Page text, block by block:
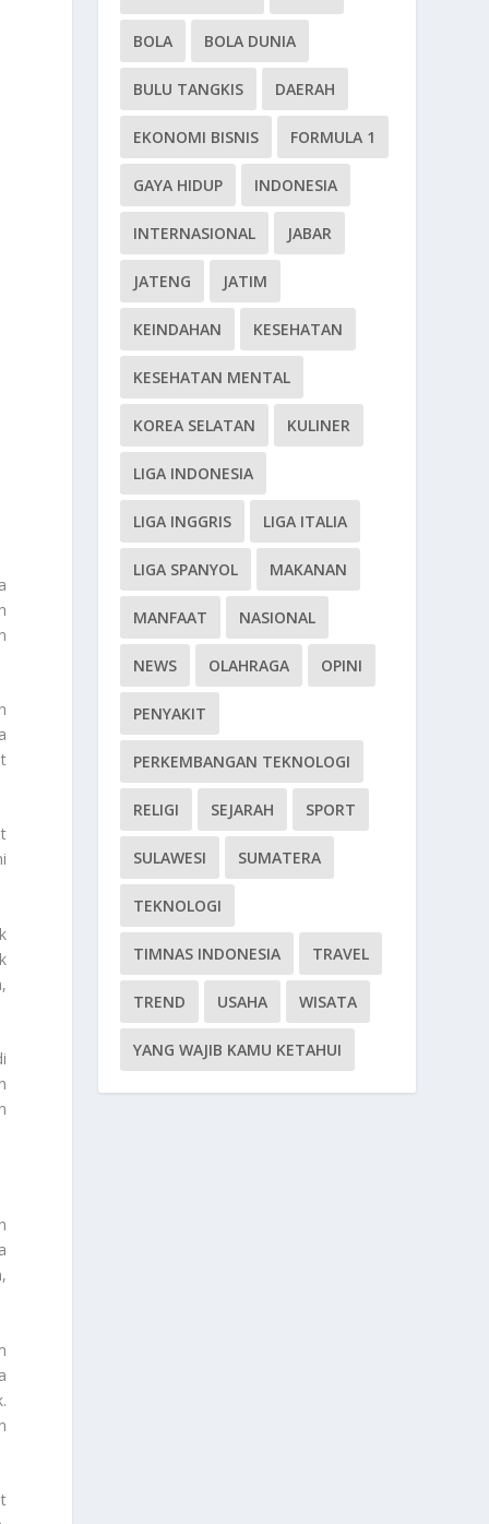
BOLA BOLA DUNIA
BULU TANGKIS DAERAH
EKONOMI BISNIS FORMULA 1
GAYA HIDUP INDONESIA
INTERNASIONAL JABAR
JATENG JATIM
KEINDAHAN KESEHATAN
KESEHATAN MENTAL
KOREA SELATAN KULINER
LIGA INDONESIA
LIGA INGGRIS LIGA ITALIA
LIGA SPANYOL MAKANAN
MANFAAT NASIONAL
NEWS OLAHRAGA OPINI
PENYAKIT
PERKEMBANGAN TEKNOLOGI
RELIGI SEJARAH SPORT
SULAWESI SUMATERA
TEKNOLOGI
TIMNAS INDONESIA TRAVEL
TREND USAHA WISATA
YANG WAJIB KAMU KETAHUI